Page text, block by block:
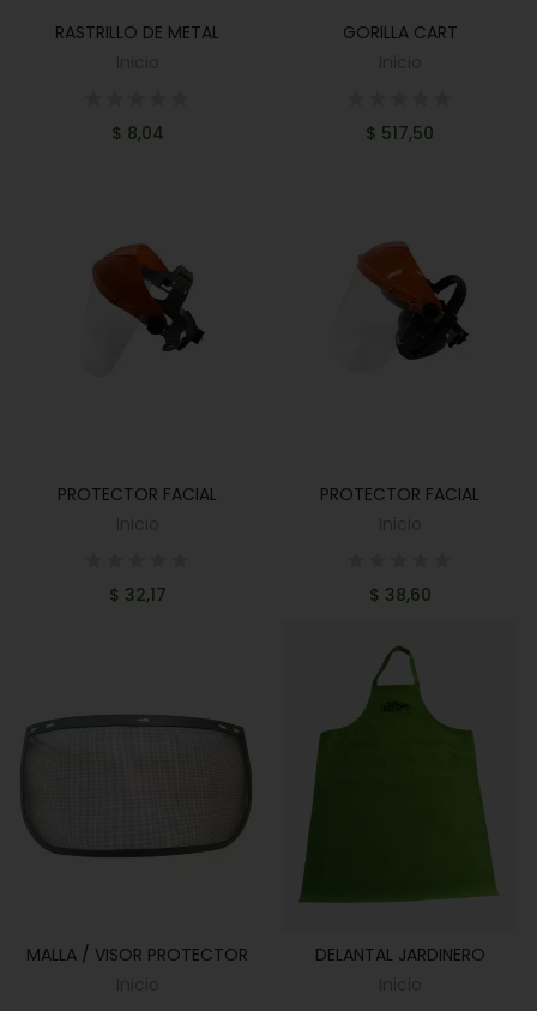
AÑADIR AL CARRITO
RASTRILLO DE METAL
$ 8,04
AÑADIR AL CARRITO
GORILLA CART
$ 517,50
AÑADIR AL CARRITO
PROTECTOR FACIAL
$ 32,17
AÑADIR AL CARRITO
PROTECTOR FACIAL
$ 38,60
AÑADIR AL CARRITO
MALLA / VISOR PROTECTOR
AÑADIR AL CARRITO
DELANTAL JARDINERO